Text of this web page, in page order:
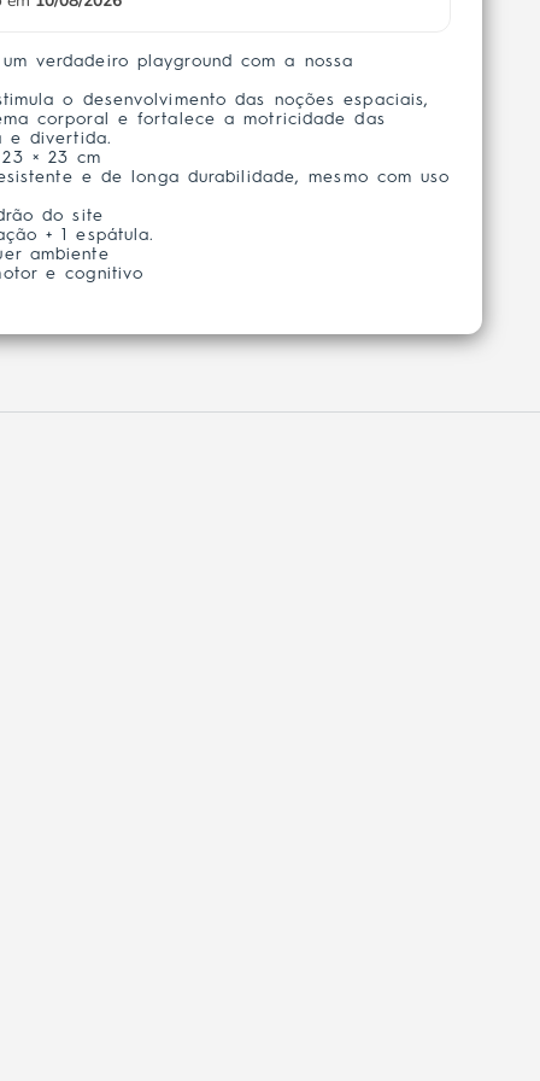
verdadeiro playground com a nossa
o desenvolvimento das noções espaciais,
corporal e fortalece a motricidade das
e divertida.
× 23 cm
e de longa durabilidade, mesmo com uso
do site
+ 1 espátula.
ambiente
e cognitivo